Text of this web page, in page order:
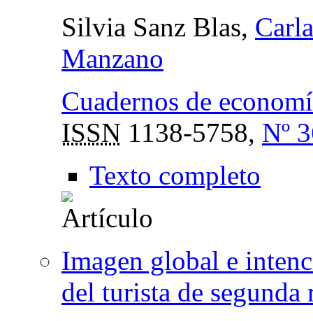
Silvia Sanz Blas,
Manzano
Cuadernos de
ISSN 1138-5758, Nº
Texto completo
Imagen global e
del turista de segunda